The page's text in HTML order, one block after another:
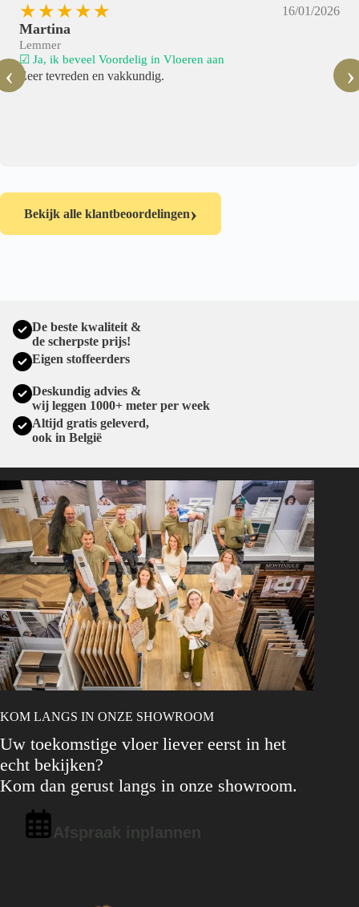
‹
★★★★★ 16/01/2026
Martina
Lemmer
☑ Ja, ik beveel Voordelig in Vloeren aan
Zeer tevreden en vakkundig. ›
Bekijk alle klantbeoordelingen›
De beste kwaliteit &
de scherpste prijs!
Eigen stoffeerders
Deskundig advies &
wij leggen 1000+ meter per week
Altijd gratis geleverd,
ook in België
KOM LANGS IN ONZE SHOWROOM
Uw toekomstige vloer liever eerst in het
echt bekijken?
Kom dan gerust langs in onze showroom.
Afspraak inplannen